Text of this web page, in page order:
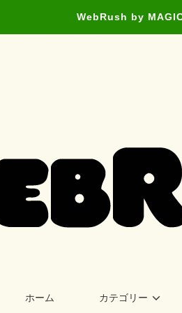
WebRush by
ホーム カテゴリー